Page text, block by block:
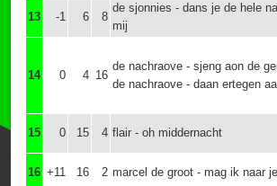
13 -1 6 8
de sjonnies - dans je de hele
mij
14 0 4 16
de nachraove - sjeng aon de
de nachraove - daan ertegen
15 0 15 4 flair - oh middernacht
16 +11 16 2 marcel de groot - mag ik naar